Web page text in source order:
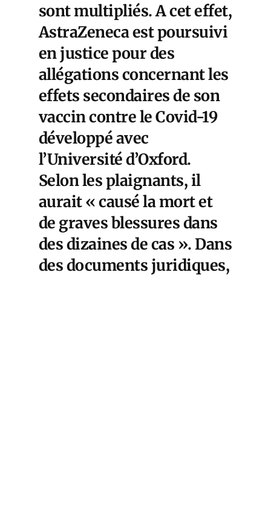
sont multipliés. A cet effet,
AstraZeneca est poursuivi
en justice pour des
allégations concernant les
effets secondaires de son
vaccin contre le Covid-19
développé avec
l’Université d’Oxford.
Selon les plaignants, il
aurait « causé la mort et
de graves blessures dans
des dizaines de cas ». Dans
des documents juridiques,